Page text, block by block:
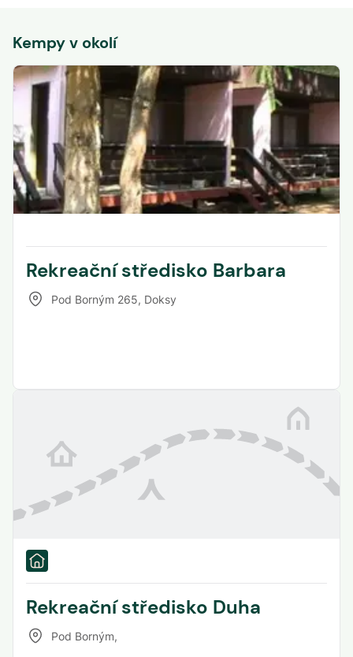
Kempy v okolí
Rekreační středisko Barbara
Pod Borným 265, Doksy
Rekreační středisko Duha
Pod Borným,